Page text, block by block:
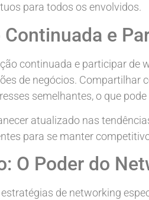
para todos os envolvidos.
Continuada e
continuada e participar de
de negócios. Compartilhar
semelhantes, o que
atualizado nas
para se manter
O Poder do
de networking